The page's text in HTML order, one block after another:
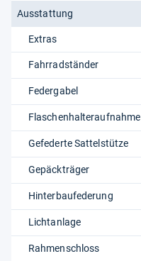
Ausstattung
Extras
Fahrradständer
Federgabel
Flaschenhalteraufnahme
Gefederte Sattelstütze
Gepäckträger
Hinterbaufederung
Lichtanlage
Rahmenschloss